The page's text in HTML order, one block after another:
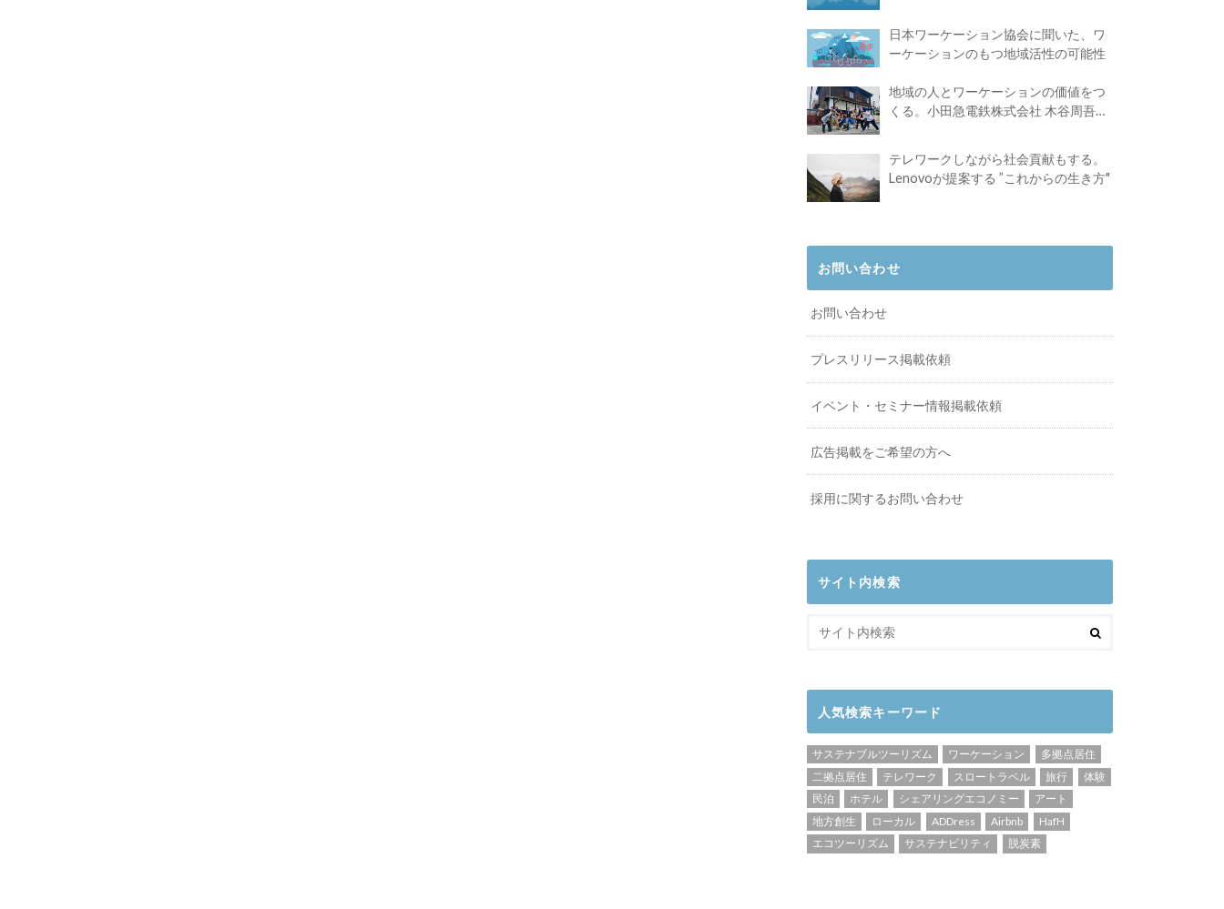
日本ワーケーション協会に聞いた、ワ
ーケーションのもつ地域活性の可能性
地域の人とワーケーションの価値をつ
くる。小田急電鉄株式会社 木谷周吾さ
テレワークしながら社会貢献もする。
Lenovoが提案する ”これからの生き方"
お問い合わせ
お問い合わせ
プレスリリース掲載依頼
イベント・セミナー情報掲載依頼
広告掲載をご希望の方へ
採用に関するお問い合わせ
サイト内検索
人気検索キーワード
サステナブルツーリズム ワーケーション
多拠点居住
二拠点居住
テレワーク スロートラベル 旅行
体験
民泊
ホテル シェアリングエコノミー
アート
地方創生
ローカル ADDress Airbnb
HafH
エコツーリズム
サステナビリティ 脱炭素